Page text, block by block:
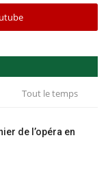
Tout le temps
de l’opéra en